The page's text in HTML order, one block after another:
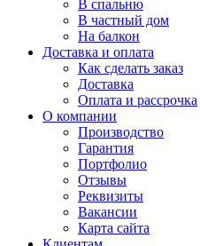
В спальню
В частный дом
На балкон
Доставка и оплата
Как сделать заказ
Доставка
Оплата и рассрочка
О компании
Производство
Гарантия
Портфолио
Отзывы
Реквизиты
Вакансии
Карта сайта